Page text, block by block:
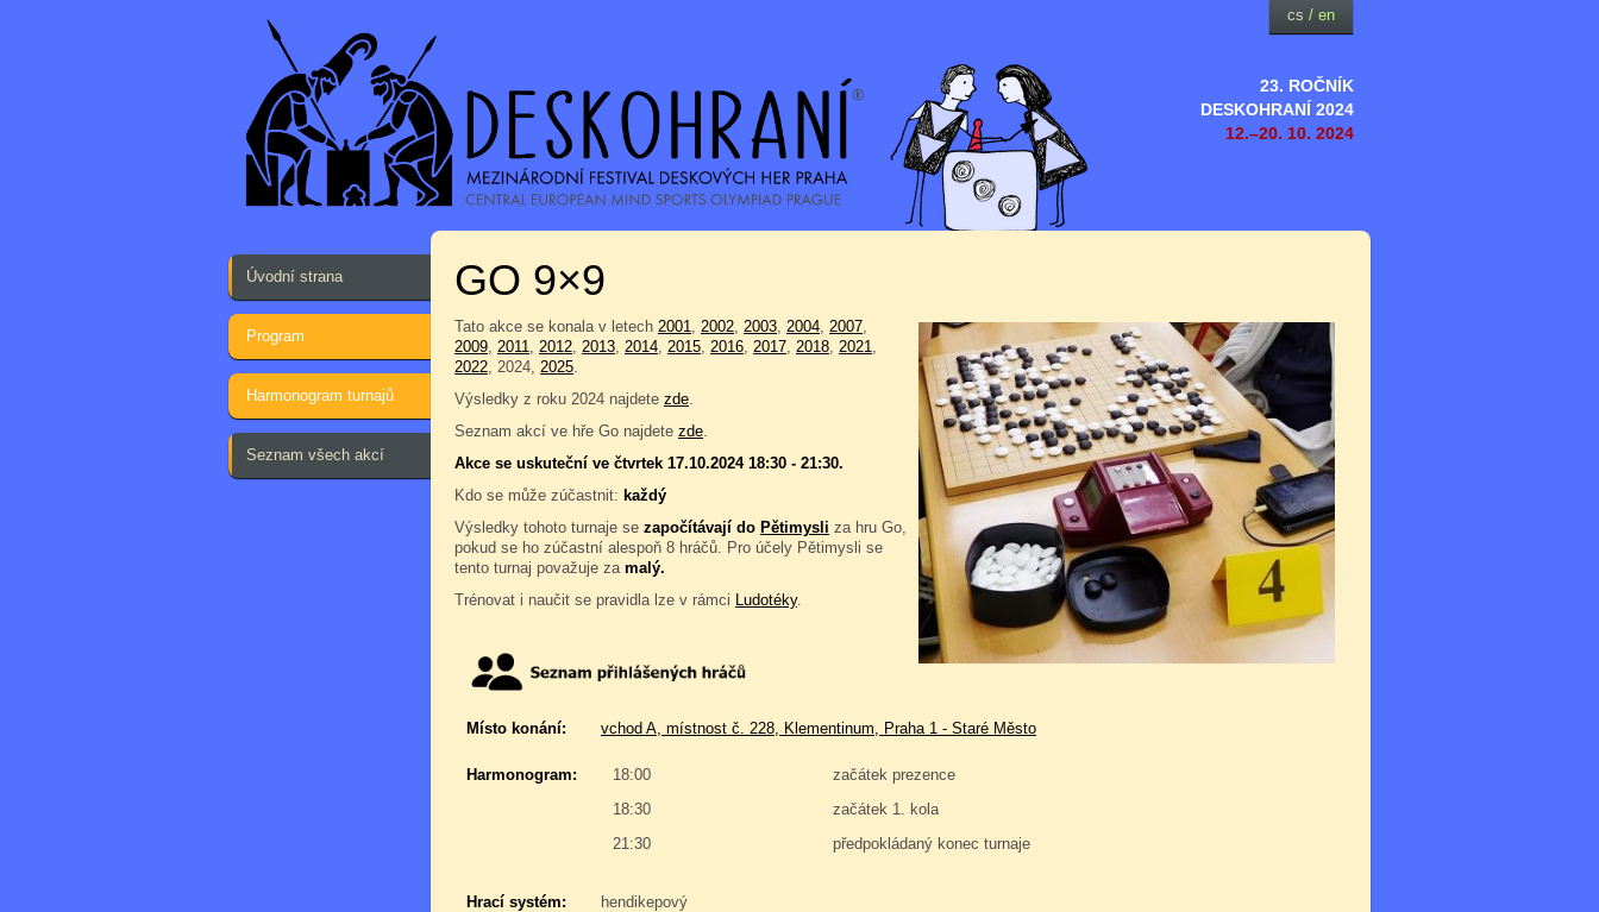
23. ROČNÍK
DESKOHRANÍ 2024
12.–20. 10. 2024
cs / en
Úvodní strana
Program
Harmonogram turnajů
Seznam všech akcí
GO 9×9
Tato akce se konala v letech 2001, 2002, 2003, 2004, 2007,
2009, 2011, 2012, 2013, 2014, 2015, 2016, 2017, 2018, 2021,
2022, 2024, 2025.
Výsledky z roku 2024 najdete zde.
Seznam akcí ve hře Go najdete zde.
Akce se uskuteční ve čtvrtek 17.10.2024 18:30 - 21:30.
Kdo se může zúčastnit: každý
Výsledky tohoto turnaje se započítávají do Pětimysli za hru Go,
pokud se ho zúčastní alespoň 8 hráčů. Pro účely Pětimysli se
tento turnaj považuje za malý.
Trénovat i naučit se pravidla lze v rámci Ludotéky.
Místo konání: vchod A, místnost č. 228, Klementinum, Praha 1 - Staré Město
Harmonogram: 18:00
začátek prezence
18:30
začátek 1. kola
21:30
předpokládaný konec turnaje
Hrací systém:
hendikepový